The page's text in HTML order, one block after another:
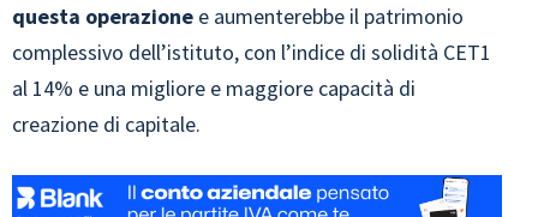
questa operazione e aumenterebbe il patrimonio
complessivo dell’istituto, con l’indice di solidità CET1
al 14% e una migliore e maggiore capacità di
creazione di capitale.